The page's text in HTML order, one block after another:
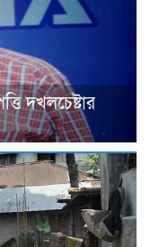
দখলচেষ্টার